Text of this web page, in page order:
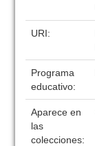
URI:
Programa
educativo:
Aparece en
las
colecciones: